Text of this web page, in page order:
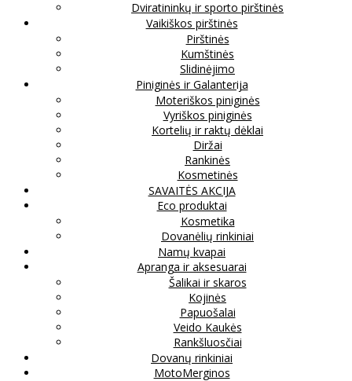
Dviratininkų ir sporto pirštinės
Vaikiškos pirštinės
Pirštinės
Kumštinės
Slidinėjimo
Piniginės ir Galanterija
Moteriškos piniginės
Vyriškos piniginės
Kortelių ir raktų dėklai
Diržai
Rankinės
Kosmetinės
SAVAITĖS AKCIJA
Eco produktai
Kosmetika
Dovanėlių rinkiniai
Namų kvapai
Apranga ir aksesuarai
Šalikai ir skaros
Kojinės
Papuošalai
Veido Kaukės
Rankšluosčiai
Dovanų rinkiniai
MotoMerginos